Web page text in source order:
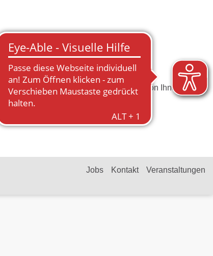
Spendenbescheinigung, wenn dies von Ihnen
angeben.
Jobs Kontakt Veranstaltungen